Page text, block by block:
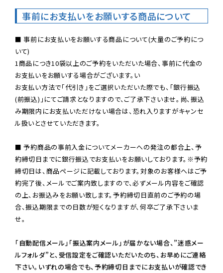
事前にお支払いをお願いする商品について
■ 事前にお支払いをお願いする商品について(大量のご予約につ
いて)
1商品につき10袋以上のご予約をいただいた場合、事前に代金の
お支払いをお願いする場合がございます。い
お支払い方法で「代引き」をご選択いただいた際でも、「銀行振込
(前振込)」にてご請求となりますので、ご了承下さいませ。尚、振込
み期限内にお支払いただけない場合は、恐れ入りますがキャンセ
ル扱いとさせていただきます。
■ 予約商品の事前入金についてメーカーへの発注の都合上、予
約締切日までに銀行振込でお支払いをお願いしております。※予約
締切日は、商品ページに記載しております。対象のお客様へはご予
約完了後、メールでご案内致しますので、必ずメール内容をご確認
の上、お振込みをお願い致します。予約締切日直前のご予約の場
合、振込期限までの日数が短くなりますが、何卒ご了承下さいま
せ。
「自動配信メール」「振込案内メール」が届かない場合、”迷惑メー
ルフォルダ”と、受信設定をご確認いただいたのち、お早めにご連絡
下さい。いずれの場合でも、予約締切日までにお支払いが確認でき